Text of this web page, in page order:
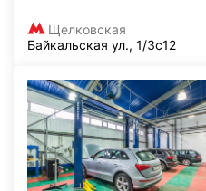
Щелковская
Байкальская ул., 1/3с12